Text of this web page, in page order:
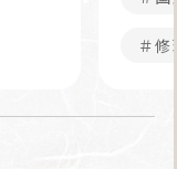
＃修